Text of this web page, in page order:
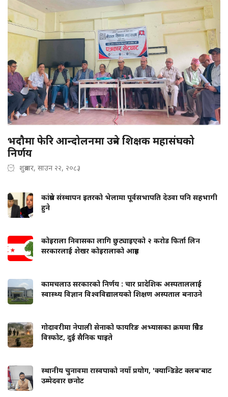
भदौमा फेरि आन्दोलनमा उत्रने शिक्षक महासंघको
निर्णय
शुक्रबार, साउन २२, २०८३
कांग्रेस संस्थापन इतरको भेलामा पूर्वसभापति देउवा पनि सहभागी
हुने
कोइराला निवासका लागि छुट्याइएको २ करोड फिर्ता लिन
सरकारलाई शेखर कोइरालाको आग्रह
कामचलाउ सरकारको निर्णय : चार प्रादेशिक अस्पताललाई
स्वास्थ्य विज्ञान विश्वविद्यालयको शिक्षण अस्पताल बनाउने
गोदावरीमा नेपाली सेनाको फायरिङ अभ्यासका क्रममा ग्रिनेड
विस्फोट, दुई सैनिक घाइते
स्थानीय चुनावमा रास्वपाको नयाँ प्रयोग, 'क्यान्डिडेट क्लब'बाट
उम्मेदवार छनोट